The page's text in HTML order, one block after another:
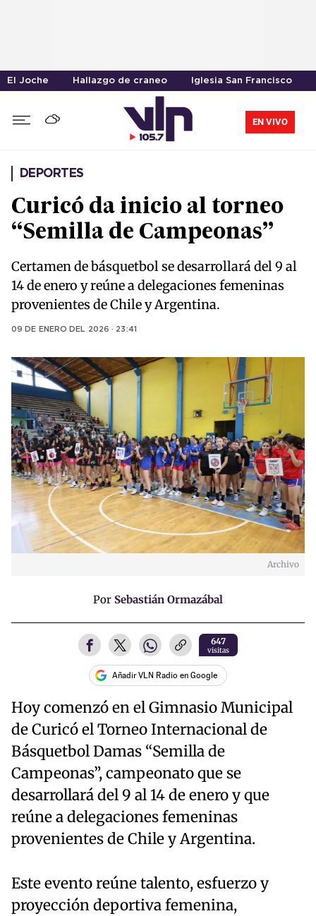
El Joche Hallazgo de craneo Iglesia San Francisco
EN VIVO
DEPORTES
Curicó da inicio al torneo
“Semilla de Campeonas”
Certamen de básquetbol se desarrollará del 9 al
14 de enero y reúne a delegaciones femeninas
provenientes de Chile y Argentina.
09 DE ENERO DEL 2026 · 23:41
Archivo
Por Sebastián Ormazábal
647
visitas
Añadir VLN Radio en Google
Hoy comenzó en el Gimnasio Municipal
de Curicó el Torneo Internacional de
Básquetbol Damas “Semilla de
Campeonas”, campeonato que se
desarrollará del 9 al 14 de enero y que
reúne a delegaciones femeninas
provenientes de Chile y Argentina.
Este evento reúne talento, esfuerzo y
proyección deportiva femenina,